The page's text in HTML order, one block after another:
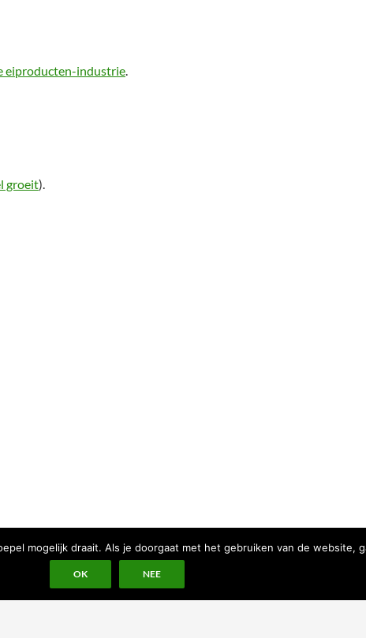
eiproducten-industrie.
groeit).
mogelijk draait. Als je doorgaat met het gebruiken van de website,
OK NEE